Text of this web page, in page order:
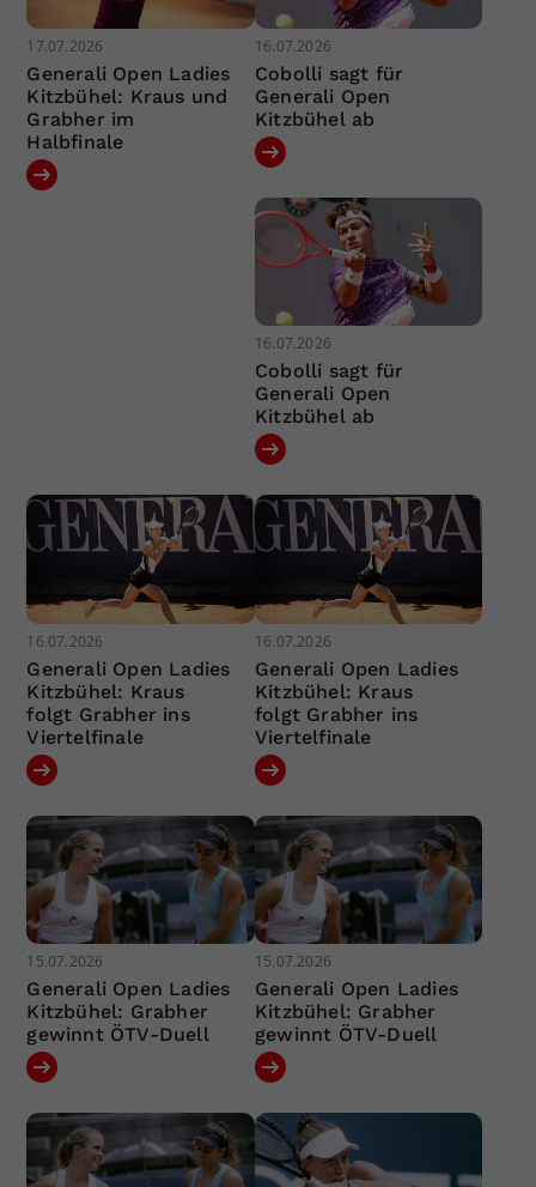
17.07.2026
Generali Open Ladies
Kitzbühel: Kraus und
Grabher im
Halbfinale
16.07.2026
Cobolli sagt für
Generali Open
Kitzbühel ab
16.07.2026
Cobolli sagt für
Generali Open
Kitzbühel ab
16.07.2026
Generali Open Ladies
Kitzbühel: Kraus
folgt Grabher ins
Viertelfinale
16.07.2026
Generali Open Ladies
Kitzbühel: Kraus
folgt Grabher ins
Viertelfinale
15.07.2026
Generali Open Ladies
Kitzbühel: Grabher
gewinnt ÖTV-Duell
15.07.2026
Generali Open Ladies
Kitzbühel: Grabher
gewinnt ÖTV-Duell